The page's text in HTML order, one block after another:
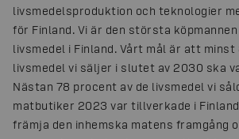
livsmedelsproduktion och teknologier
för Finland. Vi är den största
livsmedel i Finland. Vårt mål är att minst
livsmedel vi säljer i slutet av 2030 ska
Nästan 78 procent av de livsmedel vi
matbutiker 2023 var tillverkade i
främja den inhemska matens framgång